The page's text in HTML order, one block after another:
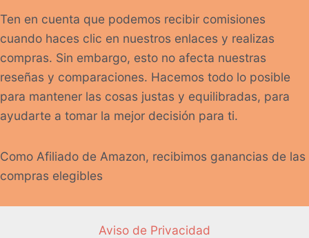
Ten en cuenta que podemos recibir comisiones
cuando haces clic en nuestros enlaces y realizas
compras. Sin embargo, esto no afecta nuestras
reseñas y comparaciones. Hacemos todo lo posible
para mantener las cosas justas y equilibradas, para
ayudarte a tomar la mejor decisión para ti.
Como Afiliado de Amazon, recibimos ganancias de las
compras elegibles
Aviso de Privacidad